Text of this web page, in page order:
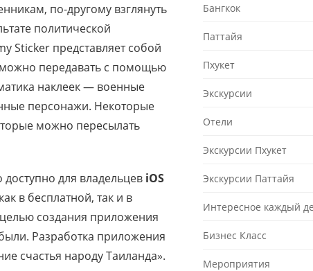
по-другому взглянуть
политической
Sticker представляет собой
передавать с помощью
наклеек — военные
персонажи. Некоторые
можно пересылать
для владельцев iOS
в бесплатной, так и в
создания приложения
Разработка приложения
счастья народу Таиланда».
Бангкок
Паттайя
Пхукет
Экскурсии
Отели
Экскурсии Пхукет
Экскурсии Паттайя
Интересное каждый
Бизнес Класс
Мероприятия